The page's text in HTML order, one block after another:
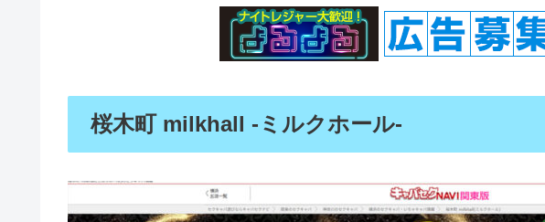
桜木町 milkhall -ミルクホール-